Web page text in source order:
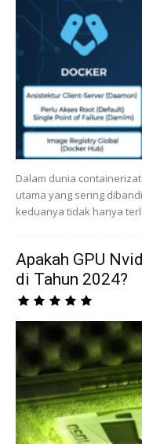
Dalam dunia
utama yang sering
keduanya tidak hanya
Apakah GPU
di Tahun 2024?